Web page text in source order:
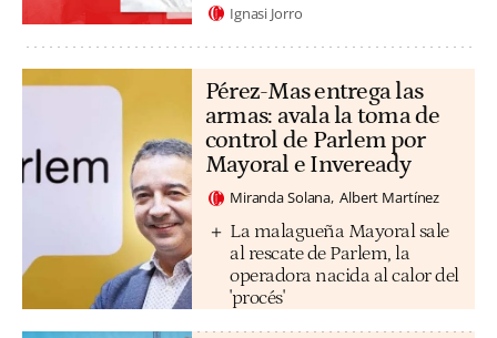
Ignasi Jorro
Pérez-Mas entrega las
armas: avala la toma de
control de Parlem por
Mayoral e Inveready
Miranda Solana Albert Martínez
La malagueña Mayoral sale
al rescate de Parlem, la
operadora nacida al calor del
'procés'